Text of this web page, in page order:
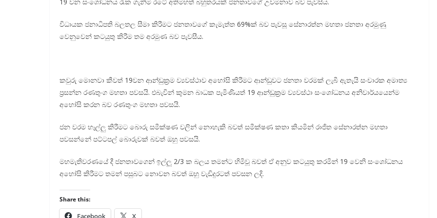
විධායක ජනාධිපති බලතල සීමා කිරීමට ජනතාවගේ කැමැත්ත 69%ක් බව පැවසූ සේනාරත්න මහතා ජනතා අරමුණු
වෙනුවෙන් කටයුතු කිරීම තම අරමුණ බව පැවසීය.
කවුරු මොනවා කීවත් 19වන ආන්ඩුක්‍රම ව්‍යවස්ථාව අහෝසි කිරීමට ආන්ඩුවට ජනතා වරමක් ලැබී ඇතැයි සංචාරක අමාත්‍ය
ප්‍රසන්න රණතුංග මහතා පවසයි. එබැවින් කුමන බාධක පැමිණියත් 19 ආන්ඩුක්‍රම ව්‍යවස්ථා සංශෝධනය අනිවාර්යයෙන්ම
අහෝසි කරන බව රණතුංග මහතා පවසයි.
ජන වරම හෑල්ලු කිරීමට බොරු සමීක්ෂණ වලින් නොහැකි බවත් සමීක්ෂණ කතා කියමින් රාජිත සේනාරත්න මහතා
පවසන්නේ පට්ටපල් බොරුවක් බවත් ඔහු පවසයි.
මහමැතිවරණයේ දී ජනතාවගෙන් ඉල්ලූ 2/3 ක බලය තමන්ට හිමිවූ බවත් ඒ අනුව කටයුතු කරමින් 19 වෙනි සංශෝධනය
අහෝසි කිරීමට තමන් පසුබට නොවන බවත් ඔහු වැඩිදුරටත් පවසන ලදි.
Share this:
Facebook X